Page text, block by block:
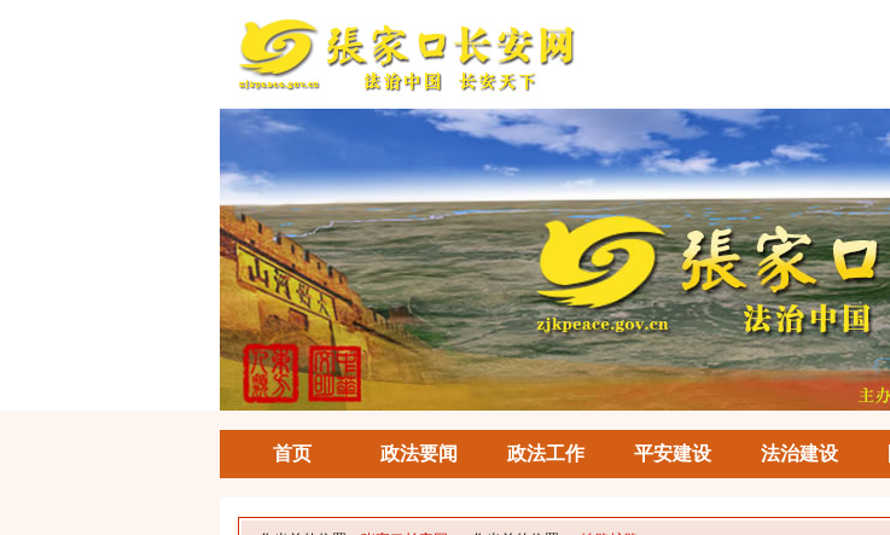
首页 政法要闻 政法工作 平安建设 法治建设